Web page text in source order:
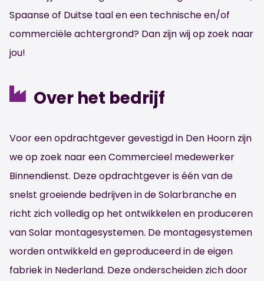
Spaanse of Duitse taal en een technische en/of
commerciële achtergrond? Dan zijn wij op zoek naar
jou!
Over het bedrijf
Voor een opdrachtgever gevestigd in Den Hoorn zijn
we op zoek naar een Commercieel medewerker
Binnendienst. Deze opdrachtgever is één van de
snelst groeiende bedrijven in de Solarbranche en
richt zich volledig op het ontwikkelen en produceren
van Solar montagesystemen. De montagesystemen
worden ontwikkeld en geproduceerd in de eigen
fabriek in Nederland. Deze onderscheiden zich door